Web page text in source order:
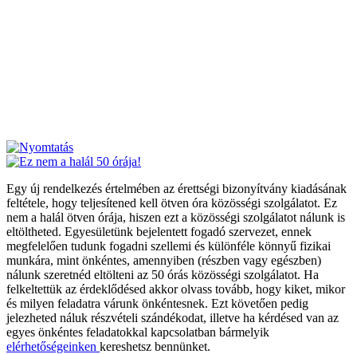
Egy új rendelkezés értelmében az érettségi bizonyítvány kiadásának
feltétele, hogy teljesítened kell ötven óra közösségi szolgálatot. Ez
nem a halál ötven órája, hiszen ezt a közösségi szolgálatot nálunk is
eltöltheted. Egyesületünk bejelentett fogadó szervezet, ennek
megfelelően tudunk fogadni szellemi és különféle könnyű fizikai
munkára, mint önkéntes, amennyiben (részben vagy egészben)
nálunk szeretnéd eltölteni az 50 órás közösségi szolgálatot. Ha
felkeltettük az érdeklődésed akkor olvass tovább, hogy kiket, mikor
és milyen feladatra várunk önkéntesnek. Ezt követően pedig
jelezheted náluk részvételi szándékodat, illetve ha kérdésed van az
egyes önkéntes feladatokkal kapcsolatban bármelyik
elérhetőségeinken kereshetsz bennünket.